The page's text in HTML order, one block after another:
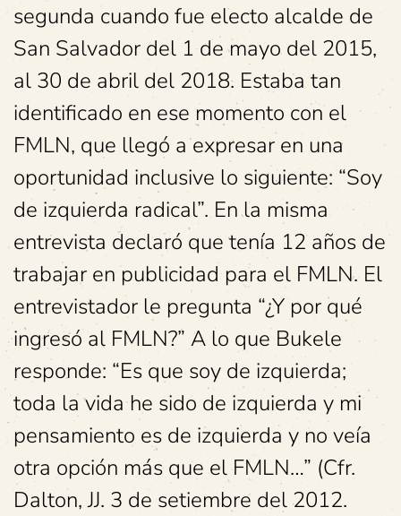
segunda cuando fue electo alcalde de
San Salvador del 1 de mayo del 2015,
al 30 de abril del 2018. Estaba tan
identificado en ese momento con el
FMLN, que llegó a expresar en una
oportunidad inclusive lo siguiente: “Soy
de izquierda radical”. En la misma
entrevista declaró que tenía 12 años de
trabajar en publicidad para el FMLN. El
entrevistador le pregunta “¿Y por qué
ingresó al FMLN?” A lo que Bukele
responde: “Es que soy de izquierda;
toda la vida he sido de izquierda y mi
pensamiento es de izquierda y no veía
otra opción más que el FMLN…” (Cfr.
Dalton, JJ. 3 de setiembre del 2012.